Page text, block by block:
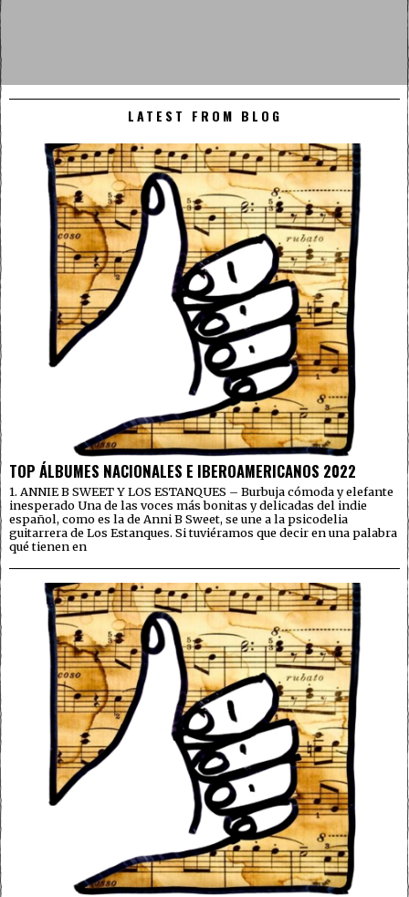
LATEST FROM BLOG
TOP ÁLBUMES NACIONALES E IBEROAMERICANOS 2022
1. ANNIE B SWEET Y LOS ESTANQUES – Burbuja cómoda y elefante
inesperado Una de las voces más bonitas y delicadas del indie
español, como es la de Anni B Sweet, se une a la psicodelia
guitarrera de Los Estanques. Si tuviéramos que decir en una palabra
qué tienen en